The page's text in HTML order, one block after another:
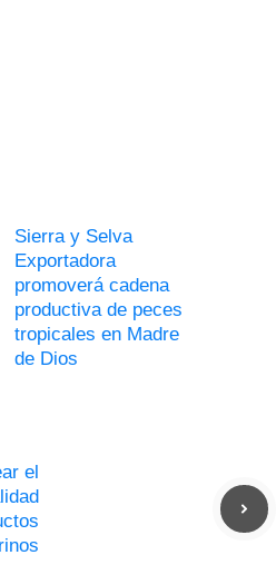
Sierra y Selva
Exportadora
promoverá cadena
productiva de peces
tropicales en Madre
de Dios
el